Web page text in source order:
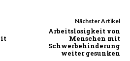
Nächster Artikel
Arbeitslosigkeit von
Menschen mit
Schwerbehinderung
weiter gesunken